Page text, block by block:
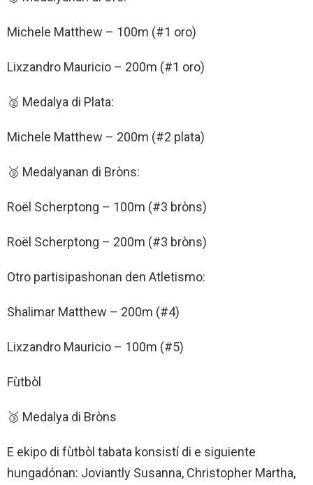
Michele Matthew – 100m (#1 oro)
Lixzandro Mauricio – 200m (#1 oro)
🥈 Medalya di Plata:
Michele Matthew – 200m (#2 plata)
🥉 Medalyanan di Bròns:
Roël Scherptong – 100m (#3 bròns)
Roël Scherptong – 200m (#3 bròns)
Otro partisipashonan den Atletismo:
Shalimar Matthew – 200m (#4)
Lixzandro Mauricio – 100m (#5)
Fùtbòl
🥉 Medalya di Bròns
E ekipo di fùtbòl tabata konsistí di e siguiente
hungadónan: Joviantly Susanna, Christopher Martha,